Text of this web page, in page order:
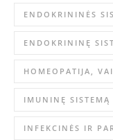
ENDOKRININĖS
ENDOKRININĘ
HOMEOPATIJA,
IMUNINĘ
INFEKCINĖS IR